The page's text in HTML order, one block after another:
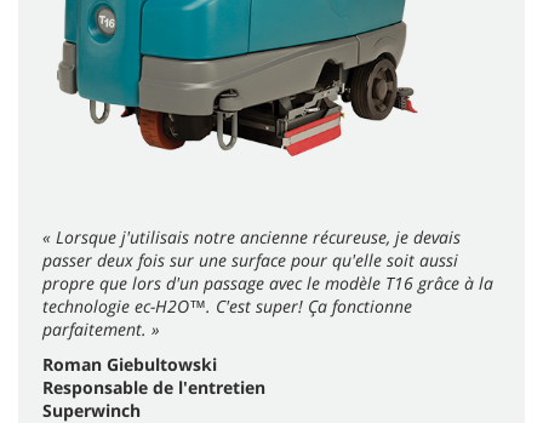
« Lorsque j'utilisais notre ancienne récureuse, je devais
passer deux fois sur une surface pour qu'elle soit aussi
propre que lors d'un passage avec le modèle T16 grâce à la
technologie ec-H2O™. C'est super! Ça fonctionne
parfaitement. »
Roman Giebultowski
Responsable de l'entretien
Superwinch